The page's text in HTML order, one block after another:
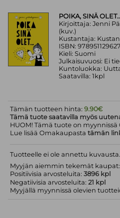
POIKA, SINÄ
Kirjoittaja: Jenni
(kuv.)
Kustantaja:
ISBN:
Kieli: Suomi
Julkaisuvuosi: Ei
Kuntoluokka:
Saatavilla: 1kpl
Tämän tuotteen hinta:9.90€
Tämä tuote saatavilla myös
HUOM! Tämä tuote on
Lue lisää Omakaupastatämän
Tuotteelle ei ole annettu kuvausta.
Myyjän aiemmin tekemät kaupat:
Positiivisia arvosteluita:3896 kpl
Negatiivisia arvosteluita:21 kpl
Myyjällä myynnissä olevien